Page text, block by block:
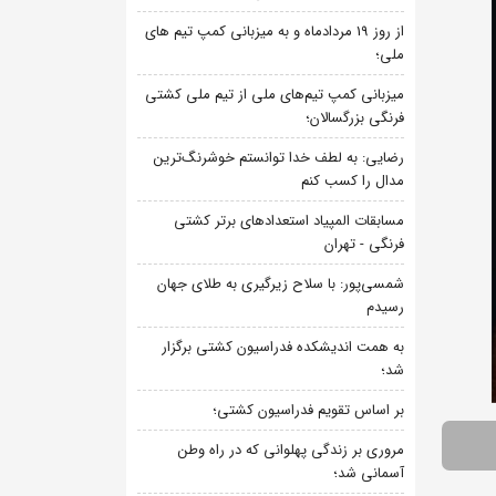
از روز 19 مردادماه و به میزبانی کمپ تیم های
ملی؛
میزبانی کمپ تیم‌های ملی از تیم ملی کشتی
فرنگی بزرگسالان؛
رضایی: به لطف خدا توانستم خوشرنگ‌ترین
مدال را کسب کنم
مسابقات المپیاد استعدادهای برتر کشتی
فرنگی - تهران
شمسی‌پور: با سلاح زیرگیری به طلای جهان
رسیدم
به همت اندیشکده فدراسیون کشتی برگزار
شد؛
بر اساس تقویم فدراسیون کشتی؛
مروری بر زندگی پهلوانی که در راه وطن
آسمانی شد؛